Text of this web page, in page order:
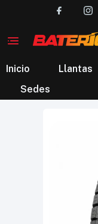
Inicio Llantas
Sedes